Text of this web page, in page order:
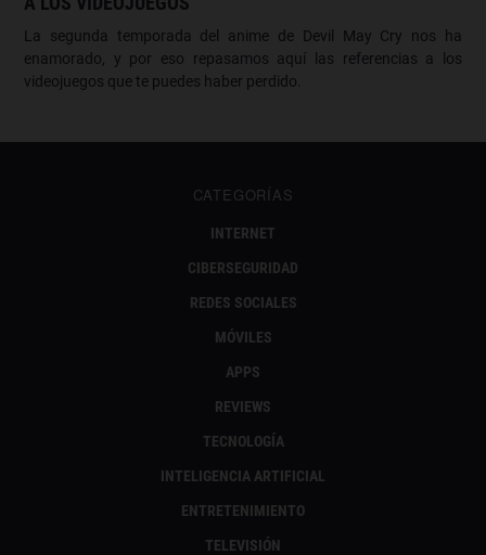
La segunda temporada del anime de Devil May Cry nos ha
enamorado, y por eso repasamos aquí las referencias a los
videojuegos que te puedes haber perdido.
CATEGORÍAS
INTERNET
CIBERSEGURIDAD
REDES SOCIALES
MÓVILES
APPS
REVIEWS
TECNOLOGÍA
INTELIGENCIA ARTIFICIAL
ENTRETENIMIENTO
TELEVISIÓN